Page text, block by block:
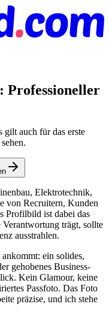
gilt auch für das erste
Elektrotechnik,
von Recruitern, Kunden
Profilbild ist dabei das
trägt, sollte
ausstrahlen.
ein solides,
gehobenes Business-
Kein Glamour, keine
Passfoto. Das Foto
präzise, und ich stehe